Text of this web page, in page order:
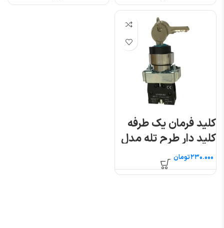
کلید فرمان یک طرفه
کلید دار طرح تله مدل
XB2-BG41
تومان